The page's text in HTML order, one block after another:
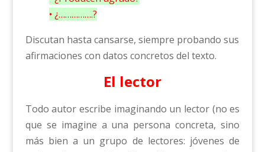
• ¿…………….?
Discutan hasta cansarse, siempre probando sus
afirmaciones con datos concretos del texto.
El lector
Todo autor escribe imaginando un lector (no es
que se imagine a una persona concreta, sino
más bien a un grupo de lectores: jóvenes de